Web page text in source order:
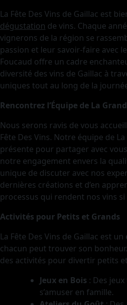
La Fête Des Vins de Gaillac est
dégustation de vins. Chaque
vignerons de la région se
passion et leur savoir-faire avec
Foucaud offre un cadre
diversité des vins de Gaillac à
uniques tout au long de la
Rencontrez l’Équipe de La
Nous serons ravis de vous
Fête Des Vins. Notre équipe de
présente pour partager avec
notre engagement envers la
unique de discuter avec nos
dernières créations et d’en
processus qui rendent nos vins si
Activités pour Petits et Grands
La Fête Des Vins de Gaillac est
chacun peut trouver son
des activités pour divertir petits
Jeux en Bois : Des
s’amuser en famille.